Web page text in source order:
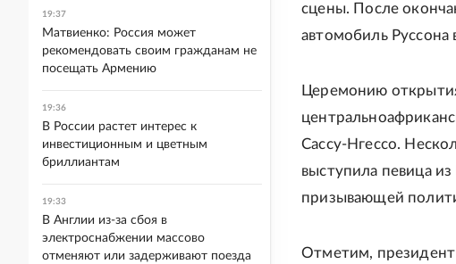
сцены. После
автомобиль
Церемонию
Сассу-Нгессо.
выступила певица
призывающей
Отметим, президент
19:37
Матвиенко: Россия может
рекомендовать своим гражданам не
посещать Армению
19:36
В России растет интерес к
инвестиционным и цветным
бриллиантам
19:33
В Англии из-за сбоя в
электроснабжении массово
отменяют или задерживают поезда